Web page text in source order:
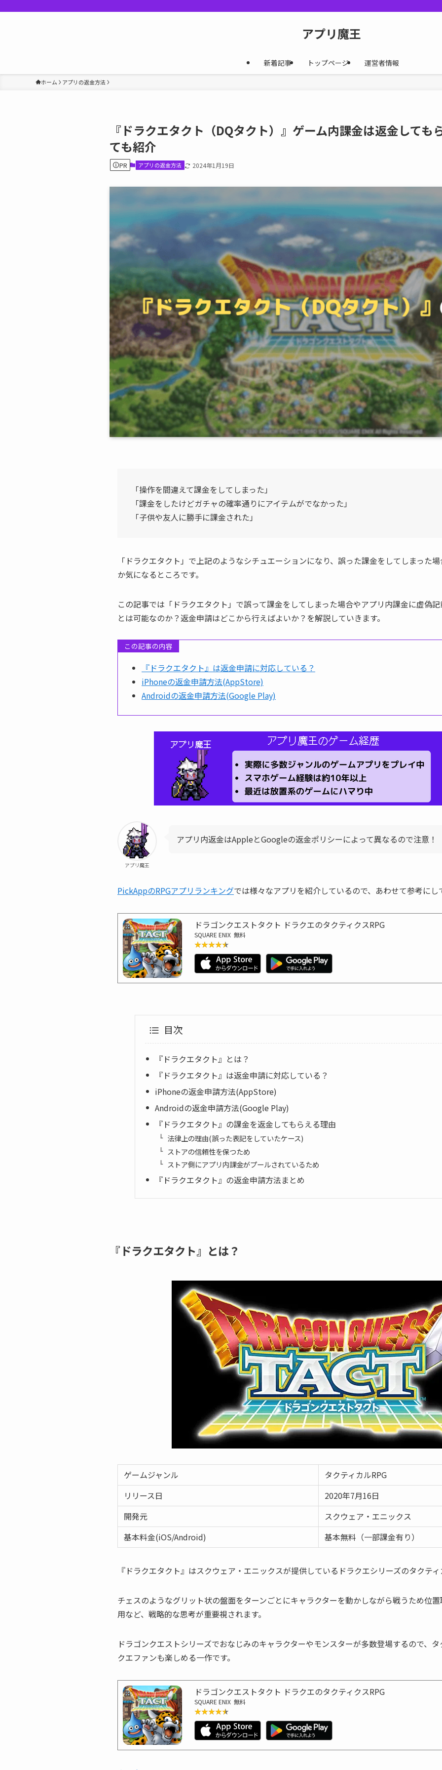
アプリ魔王
新着記事 トップページ 運営者情報
ホーム アプリの返金方法
『ドラクエタクト（DQタクト）』ゲーム内課金は返金しても
ても紹介
PR アプリの返金方法 2024年1月19日
「操作を間違えて課金をしてしまった」
「課金をしたけどガチャの確率通りにアイテムがでなかった」
「子供や友人に勝手に課金された」
「ドラクエタクト」で上記のようなシチュエーションになり、誤った課金をしてしまった
か気になるところです。
この記事では「ドラクエタクト」で誤って課金をしてしまった場合やアプリ内課金に虚偽
とは可能なのか？返金申請はどこから行えばよいか？を解説していきます。
この記事の内容
『ドラクエタクト』は返金申請に対応している？
iPhoneの返金申請方法(AppStore)
Androidの返金申請方法(Google Play)
アプリ魔王
アプリ内返金はAppleとGoogleの返金ポリシーによって異なるので注意！
PickAppのRPGアプリランキングでは様々なアプリを紹介しているので、あわせて参考にし
ドラゴンクエストタクト ドラクエのタクティクスRPG
SQUARE ENIX 無料
★★★★★
★★★★★
目次
『ドラクエタクト』とは？
『ドラクエタクト』は返金申請に対応している？
iPhoneの返金申請方法(AppStore)
Androidの返金申請方法(Google Play)
『ドラクエタクト』の課金を返金してもらえる理由
法律上の理由(誤った表記をしていたケース)
ストアの信頼性を保つため
ストア側にアプリ内課金がプールされているため
『ドラクエタクト』の返金申請方法まとめ
『ドラクエタクト』とは？
ゲームジャンル
タクティカルRPG
リリース日
2020年7月16日
開発元
スクウェア・エニックス
基本料金(iOS/Android)
基本無料（一部課金有り）
『ドラクエタクト』はスクウェア・エニックスが提供しているドラクエシリーズのタクティ
チェスのようなグリット状の盤面をターンごとにキャラクターを動かしながら戦うため位
用など、戦略的な思考が重要視されます。
ドラゴンクエストシリーズでおなじみのキャラクターやモンスターが多数登場するので、
クエファンも楽しめる一作です。
ドラゴンクエストタクト ドラクエのタクティクスRPG
SQUARE ENIX 無料
★★★★★
★★★★★